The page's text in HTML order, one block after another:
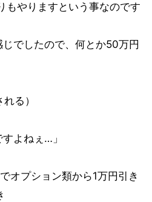
もやりますという事なのです
でしたので、何とか50万円
る）
よねぇ…」
オプション類から1万円引き